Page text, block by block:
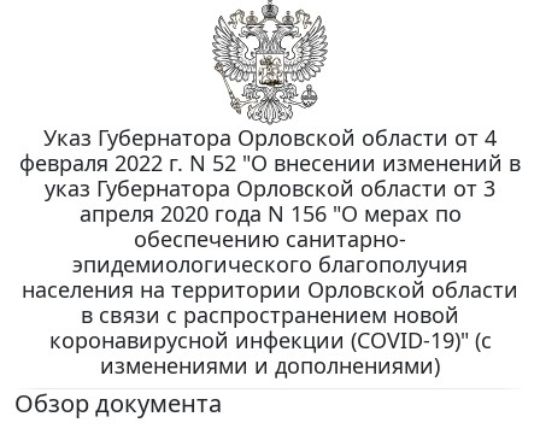
Указ Губернатора Орловской области от 4
февраля 2022 г. N 52 "О внесении изменений в
указ Губернатора Орловской области от 3
апреля 2020 года N 156 "О мерах по
обеспечению санитарно-
эпидемиологического благополучия
населения на территории Орловской области
в связи с распространением новой
коронавирусной инфекции (COVID-19)" (с
изменениями и дополнениями)
Обзор документа